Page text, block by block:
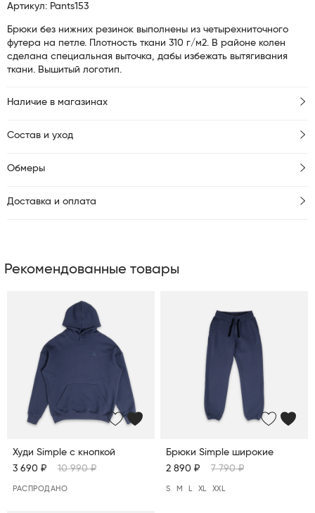
Артикул: Pants153
Брюки без нижних резинок выполнены из четырехниточного
футера на петле. Плотность ткани 310 г/м2. В районе колен
сделана специальная выточка, дабы избежать вытягивания
ткани. Вышитый логотип.
Наличие в магазинах
Состав и уход
Обмеры
Доставка и оплата
Рекомендованные товары
Худи Simple c кнопкой
3 690 ₽
10 990 ₽
РАСПРОДАНО
Брюки Simple широкие
2 890 ₽
7 790 ₽
S M XL XXL